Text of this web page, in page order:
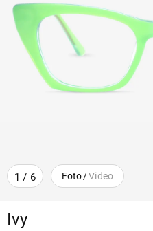
1 / 6 Foto/Video
Ivy